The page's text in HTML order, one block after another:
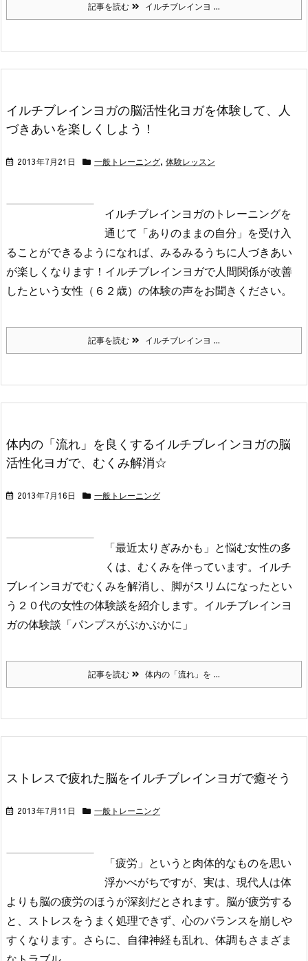
記事を読む イルチブレインヨ ...
イルチブレインヨガの脳活性化ヨガを体験して、人
づきあいを楽しくしよう！
2013年7月21日 一般トレーニング, 体験レッスン
イルチブレインヨガのトレーニングを
通じて「ありのままの自分」を受け入
ることができるようになれば、みるみるうちに人づきあい
が楽しくなります！イルチブレインヨガで人間関係が改善
したという女性（６２歳）の体験の声をお聞きください。
記事を読む イルチブレインヨ ...
体内の「流れ」を良くするイルチブレインヨガの脳
活性化ヨガで、むくみ解消☆
2013年7月16日 一般トレーニング
「最近太りぎみかも」と悩む女性の多
くは、むくみを伴っています。イルチ
ブレインヨガでむくみを解消し、脚がスリムになったとい
う２０代の女性の体験談を紹介します。 イルチブレインヨ
ガの体験談 「パンプスがぶかぶかに」
記事を読む 体内の「流れ」を ...
ストレスで疲れた脳をイルチブレインヨガで癒そう
2013年7月11日 一般トレーニング
「疲労」というと肉体的なものを思い
浮かべがちですが、実は、現代人は体
よりも脳の疲労のほうが深刻だとされます。脳が疲労する
と、ストレスをうまく処理できず、心のバランスを崩しや
すくなります。さらに、自律神経も乱れ、体調もさまざま